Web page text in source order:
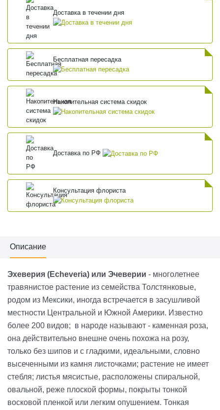
Доставка в течении дня
Бесплатная пересадка
Накопительная система скидок
Доставка по РФ
Консультация флориста
Описание
Эхеверия (Echeveria) или Эчеверии - многолетнее
травянистое растение из семейства Толстянковые,
родом из Мексики, иногда встречается в засушливой
местности Центральной и Южной Америки. Известно
более 200 видов; в народе называют - каменная роза,
она действительно внешне очень похожа на розу,
только без шипов и с гладкими, идеальными, словно
высеченными из камня листочками; растение не имеет
стебля; листья мясистые, расположены спиральной,
овальной, реже плоской формы, покрыты тонкой
восковой пленкой или легким опушением. Тонкая